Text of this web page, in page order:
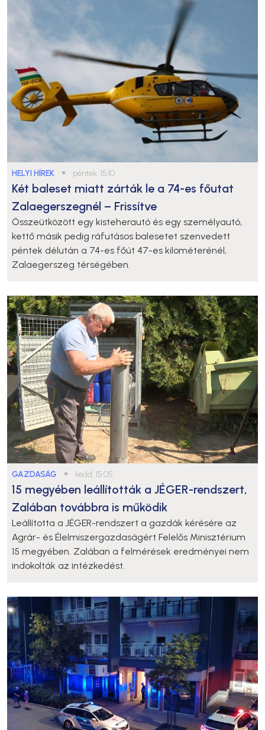
HELYI HÍREK ● péntek, 15:10
Két baleset miatt zárták le a 74-es főutat
Zalaegerszegnél – Frissítve
Összeütközött egy kisteherautó és egy személyautó,
kettő másik pedig ráfutásos balesetet szenvedett
péntek délután a 74-es főút 47-es kilométerénél,
Zalaegerszeg térségében.
GAZDASÁG ● kedd, 15:05
15 megyében leállították a JÉGER-rendszert,
Zalában továbbra is működik
Leállította a JÉGER-rendszert a gazdák kérésére az
Agrár- és Élelmiszergazdaságért Felelős Minisztérium
15 megyében. Zalában a felmérések eredményei nem
indokolták az intézkedést.